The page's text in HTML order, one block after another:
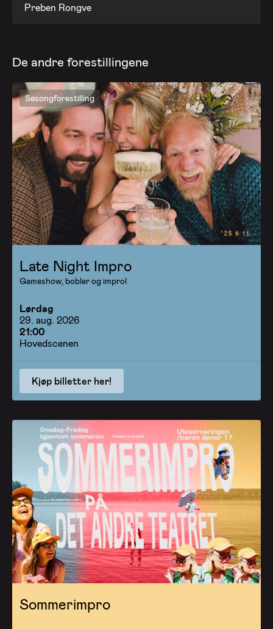
Preben Rongve
De andre forestillingene
Sesongforestilling
Late Night Impro
Gameshow, bobler og impro!
Lørdag
29. aug. 2026
21:00
Hovedscenen
Kjøp billetter her!
Sommerimpro